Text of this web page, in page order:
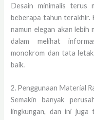
Desain minimalis terus
beberapa tahun terakhir.
namun elegan akan lebih
dalam melihat
monokrom dan tata
baik.
2. Penggunaan Material
Semakin banyak
lingkungan, dan ini juga